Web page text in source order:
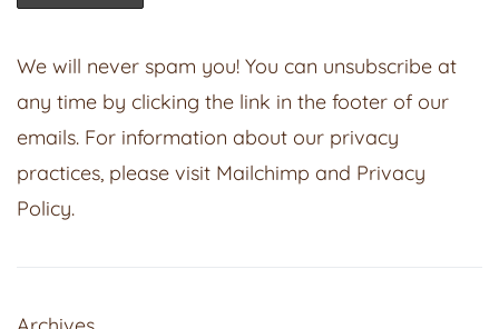
We will never spam you! You can unsubscribe at
any time by clicking the link in the footer of our
emails. For information about our privacy
practices, please visit Mailchimp and Privacy
Policy.